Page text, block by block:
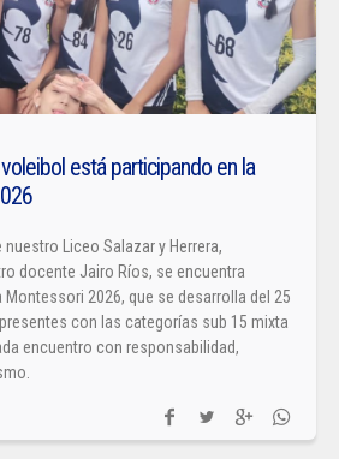
está participando en la
Liceo Salazar y Herrera,
docente Jairo Ríos, se encuentra
2026, que se desarrolla del 25
con las categorías sub 15 mixta
encuentro con responsabilidad,